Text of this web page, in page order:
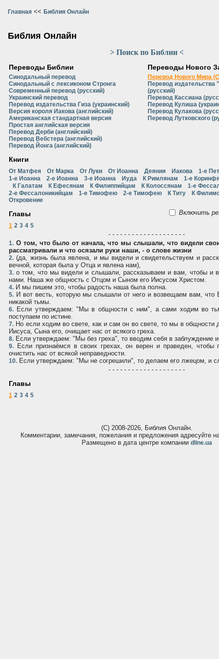
Главная << Библия Онлайн
Библия Онлайн
> Поиск по Библии <
Переводы Библии
Синодальный перевод
Синодальный с лексиконом Стронга
Современный перевод (русский)
Украинский перевод
Перевод издательства Гиза (украинский)
Версия короля Иакова (английский)
Американская стандартная версия
Простая английская версия
Перевод Дерби (английский)
Перевод Вебстера (английский)
Перевод Йонга (английский)
Переводы Нового
Перевод Нового Мира
Перевод
(русский)
Перевод Кассиана
Перевод Кулиша
Перевод Кулакова
Перевод Лутковского
Книги
От Матфея От Марка От Луки От Иоанна Деяния Иакова
1-е
1-е Иоанна
2-е Иоанна 3-е Иоанна Иуда К Римлянам
1-е
К Галатам
К Ефесянам К Филиппийцам К Колоссянам
1-е
2-е Фессалоникийцам
1-е Тимофею 2-е Тимофею К Титу
К
Откровение
Главы Включить
1 2 3 4 5
- - - - - - - - - - - - - - - - - - - -
1. О том, что было от начала, что мы слышали, что видели
рассматривали и что осязали руки наши, - о слове жизни
2. (да, жизнь была явлена, и мы видели и свидетельствуем и
вечной, которая была у Отца и явлена нам),
3. о том, что мы видели и слышали, рассказываем и вам, чтобы и
нами. Наша же общность с Отцом и Сыном его Иисусом Христом.
4. И мы пишем это, чтобы радость наша была полна.
5. И вот весть, которую мы слышали от него и возвещаем вам, что
никакой тьмы.
6. Если утверждаем: "Мы в общности с ним", а сами ходим во
поступаем по истине.
7. Но если ходим во свете, как и сам он во свете, то мы в общности
Иисуса, Сына его, очищает нас от всякого греха.
8. Если утверждаем: "Мы без греха", то вводим себя в заблуждение
9. Если признаёмся в своих грехах, он верен и праведен, чтобы
очистить нас от всякой неправедности.
10. Если утверждаем: "Мы не согрешили", то делаем его лжецом, и
- - - - - - - - - - - - - - - - - - - -
Главы
1 2 3 4 5
(С) 2008-2026, Библия Онлайн.
Комментарии, замечания, пожелания и предложения адресуйте
Размещено в дата центре компании dline.ua